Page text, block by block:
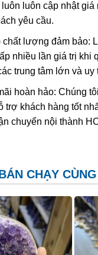
rất giống với ametit
phân biệt một cách
quy luật sinh đôi tên
trái được liên kết
nhiên về mặc lý
luôn cập nhật
yêu cầu.
chất lượng đảm bảo:
nhiều lần giá trị khi
trung tâm lớn và
hoàn hảo: Chúng
trợ khách hàng tốt
chuyển nội thành
CHẠY